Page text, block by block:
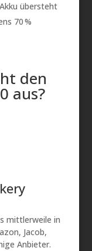
übersteht
70 %
den
aus?
mittlerweile in
Jacob,
Anbieter.